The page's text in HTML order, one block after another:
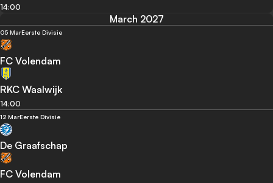
14:00
March 2027
05 MarEerste Divisie
FC Volendam
RKC Waalwijk
14:00
12 MarEerste Divisie
De Graafschap
FC Volendam